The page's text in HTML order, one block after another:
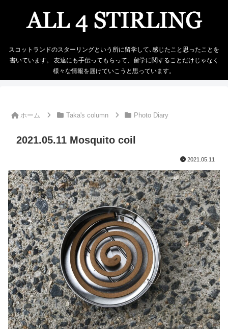
スコットランドのスターリングという所に留学して､感じたこと思ったことを
書いています。 友達にも手伝ってもらって、留学に関することだけじゃなく
様々な情報を届けていこうと思っています。
ホーム Taka's column Photo Diary
2021.05.11 Mosquito coil
2021.05.11